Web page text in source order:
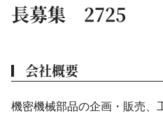
長募集 2725
会社概要
機密機械部品の企画・販売、